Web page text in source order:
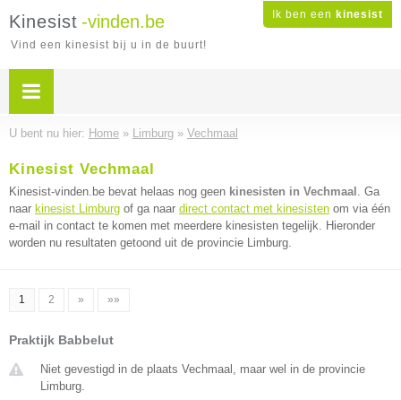
Ik ben een kinesist
Kinesist -vinden.be
Vind een kinesist bij u in de buurt!
U bent nu hier: Home » Limburg » Vechmaal
Kinesist Vechmaal
Kinesist-vinden.be bevat helaas nog geen kinesisten in Vechmaal . Ga
naar kinesist Limburg of ga naar direct contact met kinesisten om via één
e-mail in contact te komen met meerdere kinesisten tegelijk. Hieronder
worden nu resultaten getoond uit de provincie Limburg.
1 2 » »»
Praktijk Babbelut
Niet gevestigd in de plaats Vechmaal, maar wel in de provincie
Limburg.